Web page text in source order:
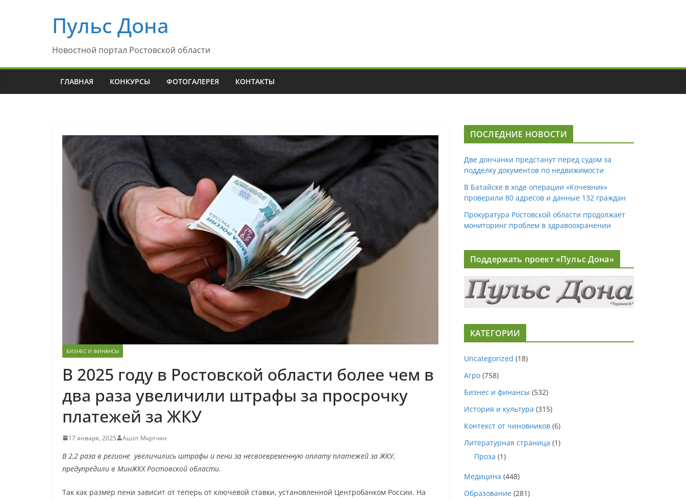
содержимомуПульс Дона
Новостной портал Ростовской области
ГЛАВНАЯ КОНКУРСЫ ФОТОГАЛЕРЕЯ КОНТАКТЫ
БИЗНЕС И ФИНАНСЫ
В 2025 году в Ростовской области более чем в
два раза увеличили штрафы за просрочку
платежей за ЖКУ
17 января, 2025 Ашот Мкртчян
В 2,2 раза в регионе увеличились штрафы и пени за несвоевременную оплату платежей за ЖКУ,
предупредили в МинЖКХ Ростовской области.
Так как размер пени зависит от теперь от ключевой ставки, установленной Центробанком России. На
ПОСЛЕДНИЕ НОВОСТИ
Две дончанки предстанут перед судом за
подделку документов по недвижимости
В Батайске в ходе операции «Кочевник»
проверили 80 адресов и данные 132 граждан
Прокуратура Ростовской области продолжает
мониторинг проблем в здравоохранении
Поддержать проект «Пульс Дона»
КАТЕГОРИИ
Uncategorized (18)
Агро (758)
Бизнес и финансы (532)
История и культура (315)
Контекст от чиновников (6)
Литературная страница (1)
Проза (1)
Медицина (448)
Образование (281)